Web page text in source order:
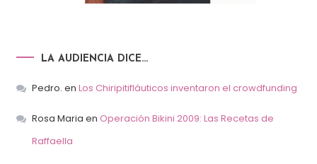
LA AUDIENCIA DICE…
Pedro. en Los Chiripitifláuticos inventaron el crowdfunding
Rosa Maria en Operación Bikini 2009: Las Recetas de
Raffaella